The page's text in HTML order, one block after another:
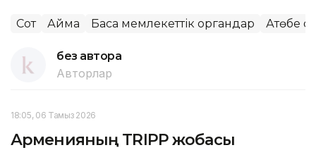
Сот Аймақ Басқа мемлекеттік органдар Ақтөбе
без автора
Авторлар
18:05, 06 Тамыз 2026
Арменияның TRIPP жобасы